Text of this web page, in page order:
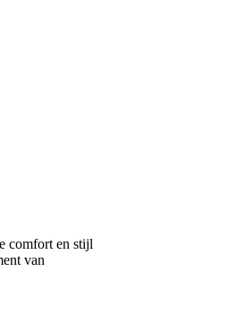
comfort en stijl
van